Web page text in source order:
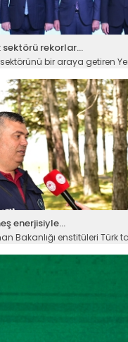
rekorlar...
bir araya getiren
>
enerjisiyle...
Bakanlığı enstitüleri Türk